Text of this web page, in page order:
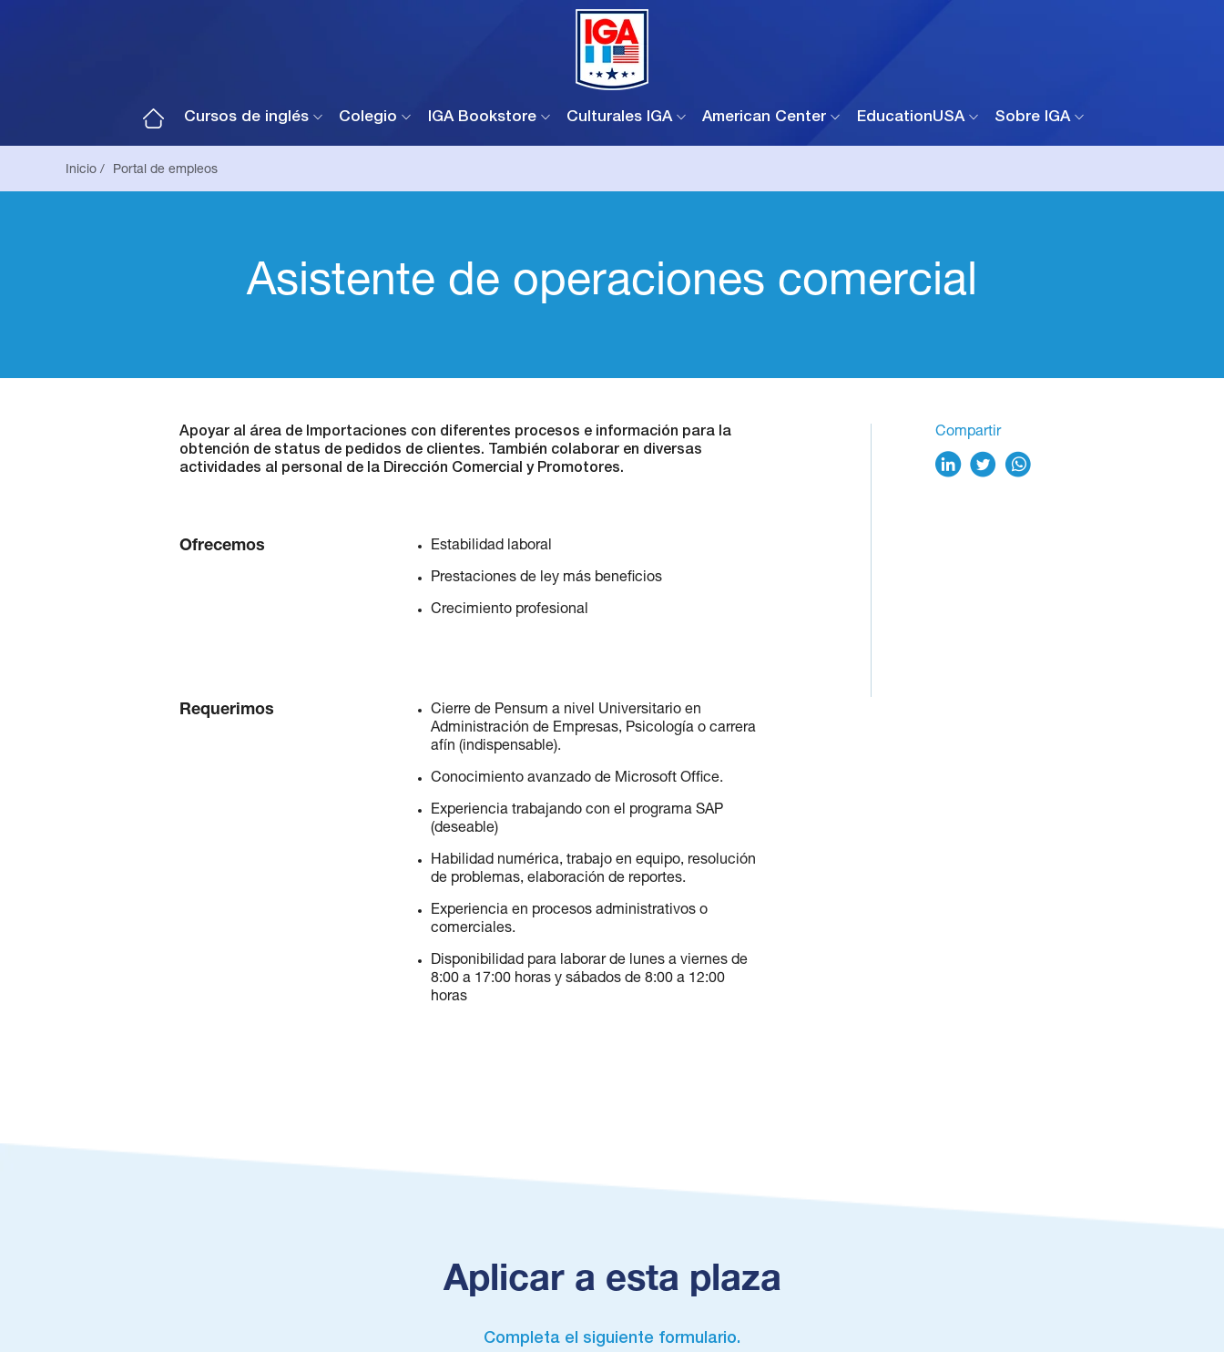
Cursos de inglés Colegio IGA Bookstore Culturales IGA American Center EducationUSA Sobre IGA
Inicio / Portal de empleos
Asistente de operaciones comercial
Apoyar al área de Importaciones con diferentes procesos e información para la
obtención de status de pedidos de clientes. También colaborar en diversas
actividades al personal de la Dirección Comercial y Promotores.
Ofrecemos Estabilidad laboral
Prestaciones de ley más beneficios
Crecimiento profesional
Requerimos
Cierre de Pensum a nivel Universitario en
Administración de Empresas, Psicología o carrera
afín (indispensable).
Conocimiento avanzado de Microsoft Office.
Experiencia trabajando con el programa SAP
(deseable)
Habilidad numérica, trabajo en equipo, resolución
de problemas, elaboración de reportes.
Experiencia en procesos administrativos o
comerciales.
Disponibilidad para laborar de lunes a viernes de
8:00 a 17:00 horas y sábados de 8:00 a 12:00
horas
Compartir
Aplicar a esta plaza
Completa el siguiente formulario.